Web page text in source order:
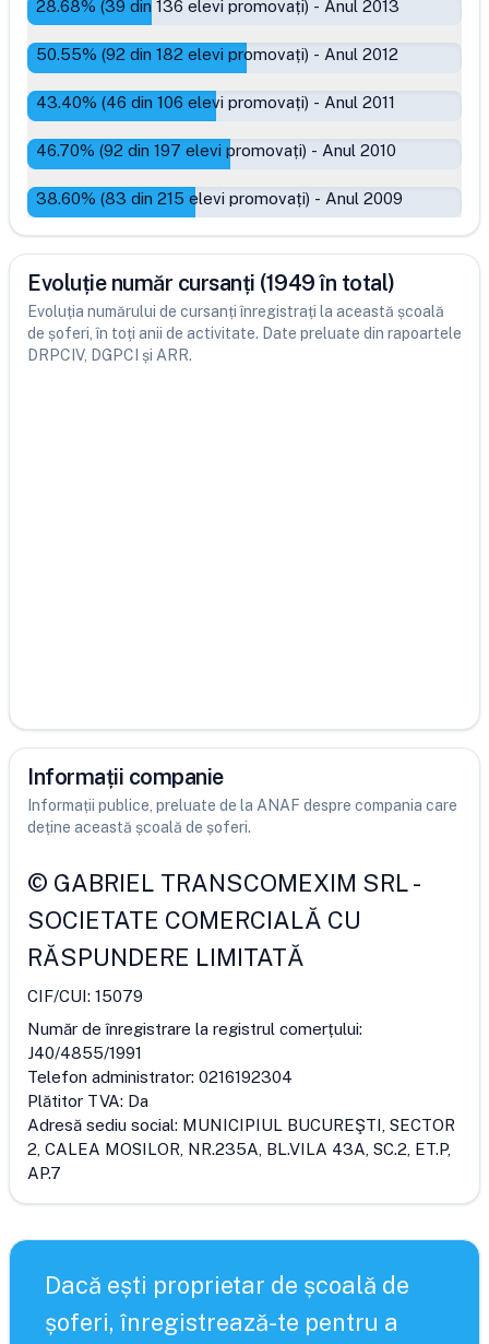
28.68% (39 din 136 elevi promovați) - Anul 2013
50.55% (92 din 182 elevi promovați) - Anul 2012
43.40% (46 din 106 elevi promovați) - Anul 2011
46.70% (92 din 197 elevi promovați) - Anul 2010
38.60% (83 din 215 elevi promovați) - Anul 2009
Evoluție număr cursanți (1949 în total)
Evoluția numărului de cursanți înregistrați la această școală
de șoferi, în toți anii de activitate. Date preluate din rapoartele
DRPCIV, DGPCI și ARR.
Informații companie
Informații publice, preluate de la ANAF despre compania care
deține această școală de șoferi.
© GABRIEL TRANSCOMEXIM SRL-
SOCIETATE COMERCIALĂ CU
RĂSPUNDERE LIMITATĂ
CIF/CUI: 15079
Număr de înregistrare la registrul comerțului:
J40/4855/1991
Telefon administrator: 0216192304
Plătitor TVA: Da
Adresă sediu social: MUNICIPIUL BUCUREŞTI, SECTOR
2, CALEA MOSILOR, NR.235A, BL.VILA 43A, SC.2, ET.P,
AP.7
Dacă ești proprietar de școală de
șoferi, înregistrează-te pentru a